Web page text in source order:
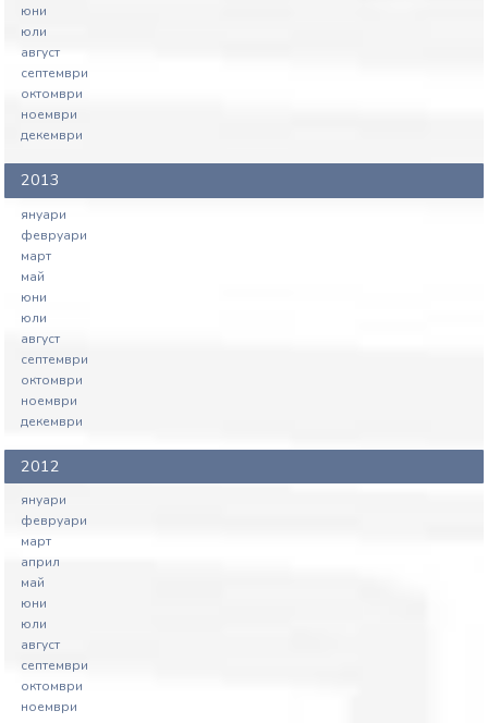
юни
юли
август
септември
октомври
ноември
декември
2013
януари
февруари
март
май
юни
юли
август
септември
октомври
ноември
декември
2012
януари
февруари
март
април
май
юни
юли
август
септември
октомври
ноември